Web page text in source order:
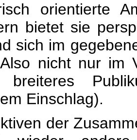
orientierte
bietet sie
sich im
nicht nur im
Einschlag).
der